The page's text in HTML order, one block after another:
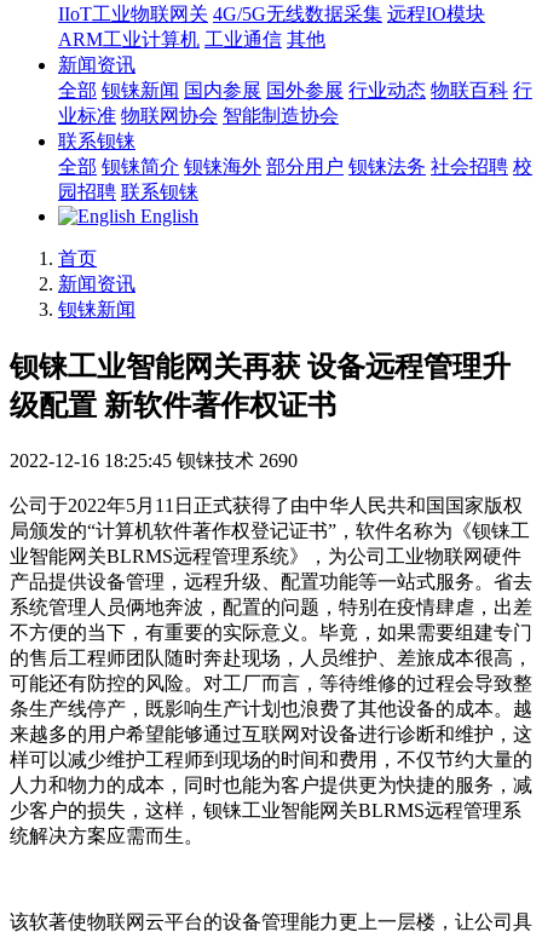
IIoT工业物联网关 4G/5G无线数据采集 远程IO模块
ARM工业计算机 工业通信 其他
新闻资讯
全部 钡铼新闻 国内参展 国外参展 行业动态 物联百科 行
业标准 物联网协会 智能制造协会
联系钡铼
全部 钡铼简介 钡铼海外 部分用户 钡铼法务 社会招聘 校
园招聘 联系钡铼
English
首页
新闻资讯
钡铼新闻
钡铼工业智能网关再获 设备远程管理升
级配置 新软件著作权证书
2022-12-16 18:25:45 钡铼技术 2690
公司于2022年5月11日正式获得了由中华人民共和国国家版权
局颁发的“计算机软件著作权登记证书”，软件名称为《钡铼工
业智能网关BLRMS远程管理系统》，为公司工业物联网硬件
产品提供设备管理，远程升级、配置功能等一站式服务。省去
系统管理人员俩地奔波，配置的问题，特别在疫情肆虐，出差
不方便的当下，有重要的实际意义。毕竟，如果需要组建专门
的售后工程师团队随时奔赴现场，人员维护、差旅成本很高，
可能还有防控的风险。对工厂而言，等待维修的过程会导致整
条生产线停产，既影响生产计划也浪费了其他设备的成本。越
来越多的用户希望能够通过互联网对设备进行诊断和维护，这
样可以减少维护工程师到现场的时间和费用，不仅节约大量的
人力和物力的成本，同时也能为客户提供更为快捷的服务，减
少客户的损失，这样，钡铼工业智能网关BLRMS远程管理系
统解决方案应需而生。
该软著使物联网云平台的设备管理能力更上一层楼，让公司具